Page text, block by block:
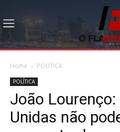
Home POLÍTICA
POLÍTICA
João Lourenço:
Unidas não